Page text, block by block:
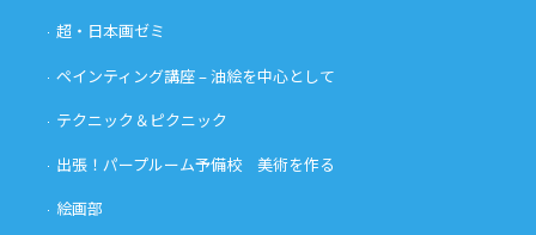
超・日本画ゼミ
ペインティング講座 – 油絵を中心として
テクニック＆ピクニック
出張！パープルーム予備校 美術を作る
絵画部